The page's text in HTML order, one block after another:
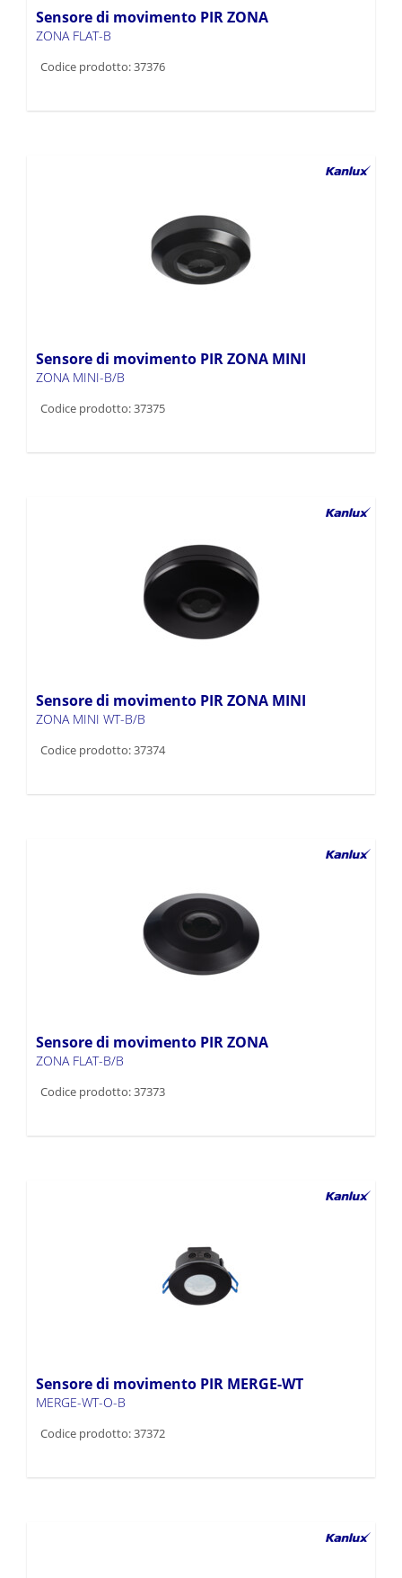
Sensore di movimento PIR ZONA
ZONA FLAT-B
Codice prodotto: 37376
Sensore di movimento PIR ZONA MINI
ZONA MINI-B/B
Codice prodotto: 37375
Sensore di movimento PIR ZONA MINI
ZONA MINI WT-B/B
Codice prodotto: 37374
Sensore di movimento PIR ZONA
ZONA FLAT-B/B
Codice prodotto: 37373
Sensore di movimento PIR MERGE-WT
MERGE-WT-O-B
Codice prodotto: 37372